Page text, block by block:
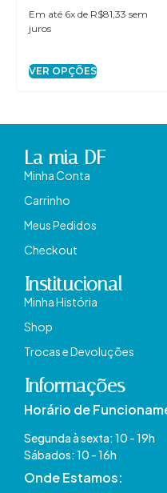
Em até 6x de R$81,33 sem
juros
VER OPÇÕES
La mia DF
Minha Conta
Carrinho
Meus Pedidos
Checkout
Institucional
Minha História
Shop
Trocas e Devoluções
Informações
Horário de
Segunda à sexta: 10 - 19h
Sábados: 10 - 16h
Onde Estamos​: